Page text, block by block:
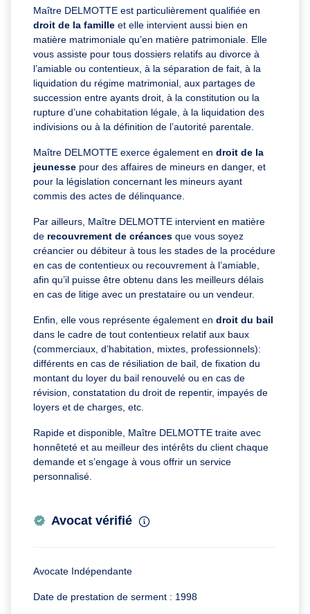
Maître DELMOTTE est particulièrement qualifiée en
droit de la famille et elle intervient aussi bien en
matière matrimoniale qu’en matière patrimoniale. Elle
vous assiste pour tous dossiers relatifs au divorce à
l’amiable ou contentieux, à la séparation de fait, à la
liquidation du régime matrimonial, aux partages de
succession entre ayants droit, à la constitution ou la
rupture d’une cohabitation légale, à la liquidation des
indivisions ou à la définition de l’autorité parentale.
Maître DELMOTTE exerce également en droit de la
jeunesse pour des affaires de mineurs en danger, et
pour la législation concernant les mineurs ayant
commis des actes de délinquance.
Par ailleurs, Maître DELMOTTE intervient en matière
de recouvrement de créances que vous soyez
créancier ou débiteur à tous les stades de la procédure
en cas de contentieux ou recouvrement à l’amiable,
afin qu’il puisse être obtenu dans les meilleurs délais
en cas de litige avec un prestataire ou un vendeur.
Enfin, elle vous représente également en droit du bail
dans le cadre de tout contentieux relatif aux baux
(commerciaux, d’habitation, mixtes, professionnels):
différents en cas de résiliation de bail, de fixation du
montant du loyer du bail renouvelé ou en cas de
révision, constatation du droit de repentir, impayés de
loyers et de charges, etc.
Rapide et disponible, Maître DELMOTTE traite avec
honnêteté et au meilleur des intérêts du client chaque
demande et s’engage à vous offrir un service
personnalisé.
Avocat vérifié
Avocate Indépendante
Date de prestation de serment : 1998